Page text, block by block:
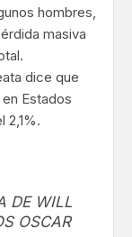
hombres,
masiva
dice que
Estados
2,1%.
DE WILL
OSCAR